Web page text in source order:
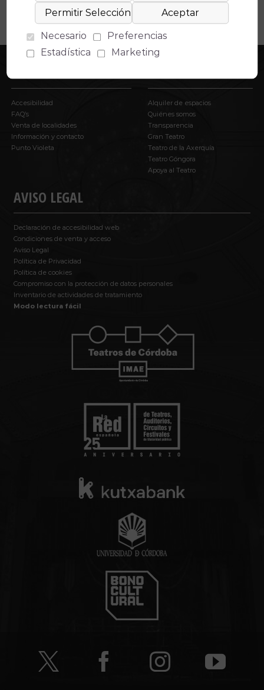
Accesibilidad
FAQ’s
Venta de localidades
Información y contacto
Punto Violeta
AVISO LEGAL
Declaración de accesibilidad web
Condiciones de venta y acceso
Aviso Legal
Política de Privacidad
Política de cookies
Compromiso con la protección de datos personales
Inventario de actividades de tratamiento
Modo lectura fácil
Alquiler de espacios
Quiénes somos
Transparencia
Gran Teatro
Teatro de la Axerquía
Teatro Góngora
Apoya al Teatro
Necesario
Preferencias
Estadística
Marketing